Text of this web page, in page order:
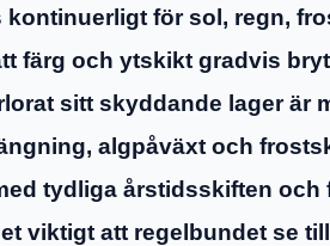
kontinuerligt för sol, regn,
färg och ytskikt gradvis
sitt skyddande lager är
algpåväxt och
tydliga årstidsskiften och
viktigt att regelbundet se